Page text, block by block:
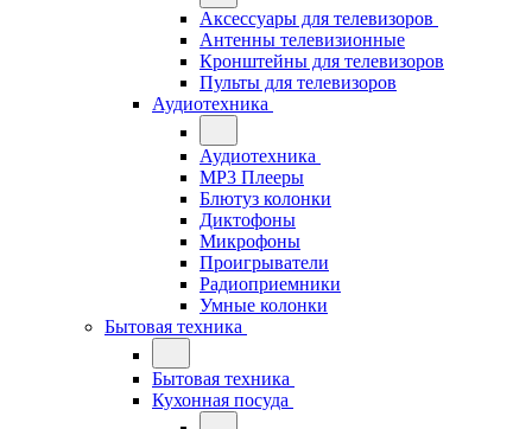
Аксессуары для телевизоров
Антенны телевизионные
Кронштейны для телевизоров
Пульты для телевизоров
Аудиотехника
Аудиотехника
MP3 Плееры
Блютуз колонки
Диктофоны
Микрофоны
Проигрыватели
Радиоприемники
Умные колонки
Бытовая техника
Бытовая техника
Кухонная посуда